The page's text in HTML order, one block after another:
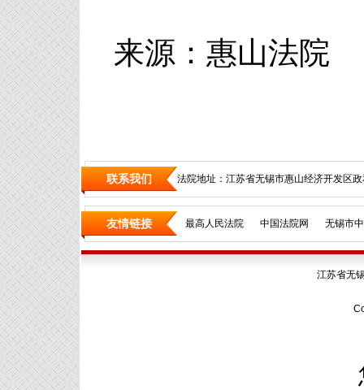
来源：惠山法院
联系我们 法院地址：江苏省无锡市惠山经济开发
友情链接 最高人民法院 中国法院网 无锡市
江苏省无